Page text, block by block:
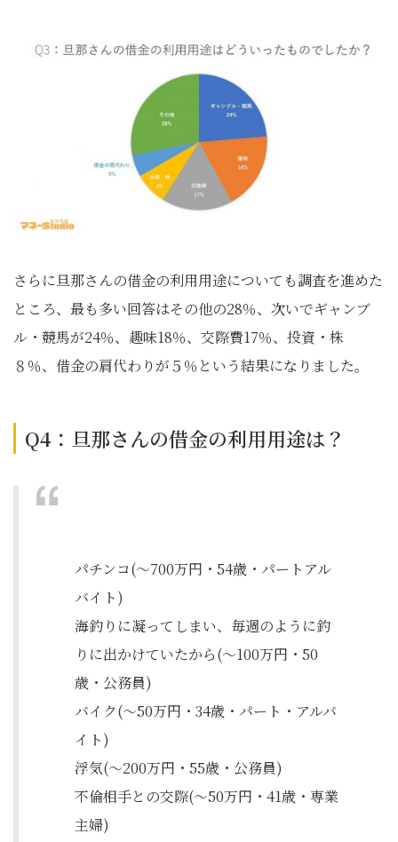
さらに旦那さんの借金の利用用途についても調査を進めた
ところ、最も多い回答はその他の28％、次いでギャンブ
ル・競馬が24％、趣味18％、交際費17％、投資・株
８％、借金の肩代わりが５％という結果になりました。
Q4：旦那さんの借金の利用用途は？
パチンコ(～700万円・54歳・パートアル
バイト)
海釣りに凝ってしまい、毎週のように釣
りに出かけていたから(～100万円・50
歳・公務員)
バイク(～50万円・34歳・パート・アルバ
イト)
浮気(～200万円・55歳・公務員)
不倫相手との交際(～50万円・41歳・専業
主婦)